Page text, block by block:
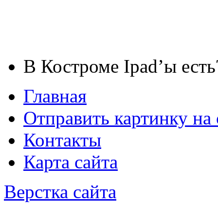
В Костроме Ipad’ы
Главная
Отправить картинку на
Контакты
Карта сайта
Верстка сайта